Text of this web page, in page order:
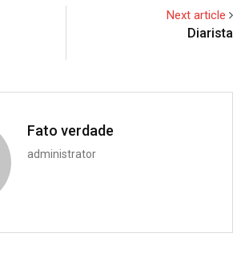
Next article
Diarista
Fato verdade
administrator